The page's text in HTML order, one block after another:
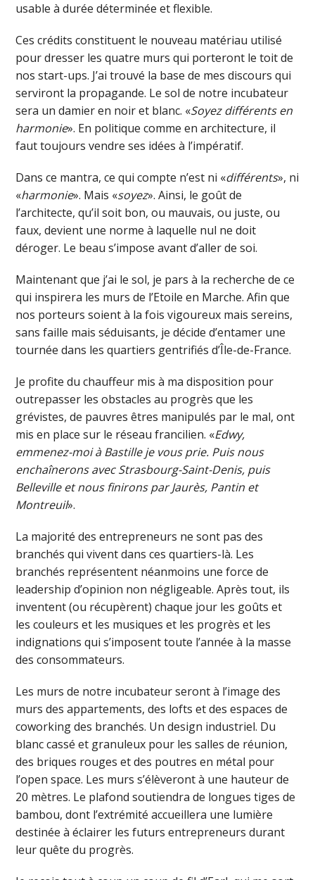
usable à durée déterminée et flexible.
Ces crédits constituent le nouveau matériau utilisé
pour dresser les quatre murs qui porteront le toit de
nos start-ups. J’ai trouvé la base de mes discours qui
serviront la propagande. Le sol de notre incubateur
sera un damier en noir et blanc. «Soyez différents en
harmonie». En politique comme en architecture, il
faut toujours vendre ses idées à l’impératif.
Dans ce mantra, ce qui compte n’est ni «différents», ni
«harmonie». Mais «soyez». Ainsi, le goût de
l’architecte, qu’il soit bon, ou mauvais, ou juste, ou
faux, devient une norme à laquelle nul ne doit
déroger. Le beau s’impose avant d’aller de soi.
Maintenant que j’ai le sol, je pars à la recherche de ce
qui inspirera les murs de l’Etoile en Marche. Afin que
nos porteurs soient à la fois vigoureux mais sereins,
sans faille mais séduisants, je décide d’entamer une
tournée dans les quartiers gentrifiés d’Île-de-France.
Je profite du chauffeur mis à ma disposition pour
outrepasser les obstacles au progrès que les
grévistes, de pauvres êtres manipulés par le mal, ont
mis en place sur le réseau francilien. «Edwy,
emmenez-moi à Bastille je vous prie. Puis nous
enchaînerons avec Strasbourg-Saint-Denis, puis
Belleville et nous finirons par Jaurès, Pantin et
Montreuil».
La majorité des entrepreneurs ne sont pas des
branchés qui vivent dans ces quartiers-là. Les
branchés représentent néanmoins une force de
leadership d’opinion non négligeable. Après tout, ils
inventent (ou récupèrent) chaque jour les goûts et
les couleurs et les musiques et les progrès et les
indignations qui s’imposent toute l’année à la masse
des consommateurs.
Les murs de notre incubateur seront à l’image des
murs des appartements, des lofts et des espaces de
coworking des branchés. Un design industriel. Du
blanc cassé et granuleux pour les salles de réunion,
des briques rouges et des poutres en métal pour
l’open space. Les murs s’élèveront à une hauteur de
20 mètres. Le plafond soutiendra de longues tiges de
bambou, dont l’extrémité accueillera une lumière
destinée à éclairer les futurs entrepreneurs durant
leur quête du progrès.